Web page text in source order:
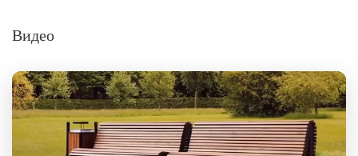
Видео